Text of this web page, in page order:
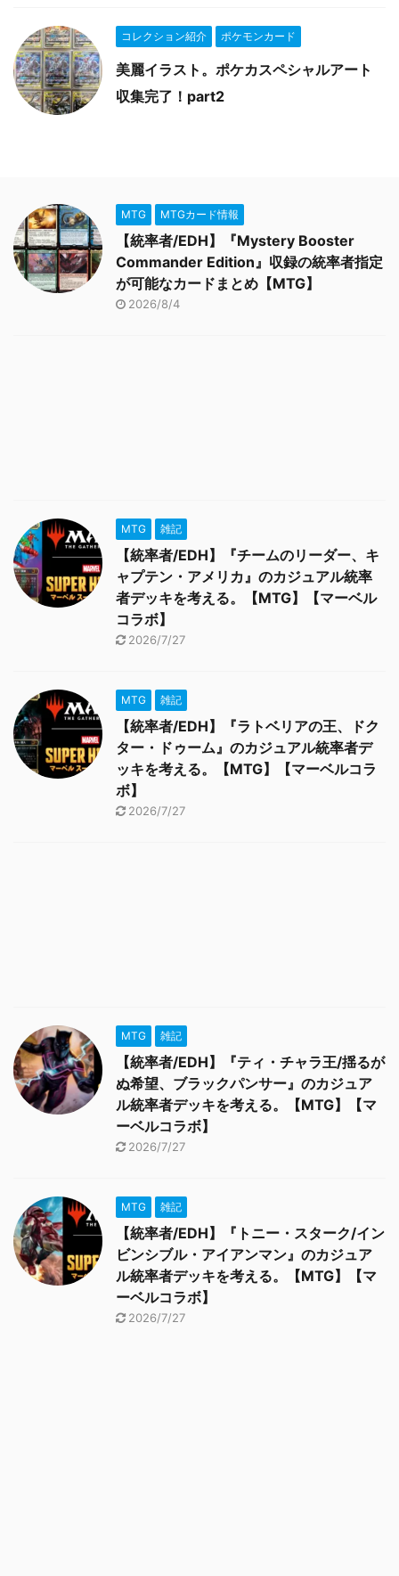
コレクション紹介 ポケモンカード
美麗イラスト。ポケカスペシャルアート
収集完了！part2
MTG MTGカード情報
【統率者/EDH】『Mystery Booster
Commander Edition』収録の統率者指定
が可能なカードまとめ【MTG】
2026/8/4
MTG 雑記
【統率者/EDH】『チームのリーダー、キ
ャプテン・アメリカ』のカジュアル統率
者デッキを考える。【MTG】【マーベル
コラボ】
2026/7/27
MTG 雑記
【統率者/EDH】『ラトベリアの王、ドク
ター・ドゥーム』のカジュアル統率者デ
ッキを考える。【MTG】【マーベルコラ
ボ】
2026/7/27
MTG 雑記
【統率者/EDH】『ティ・チャラ王/揺るが
ぬ希望、ブラックパンサー』のカジュア
ル統率者デッキを考える。【MTG】【マ
ーベルコラボ】
2026/7/27
MTG 雑記
【統率者/EDH】『トニー・スターク/イン
ビンシブル・アイアンマン』のカジュア
ル統率者デッキを考える。【MTG】【マ
ーベルコラボ】
2026/7/27